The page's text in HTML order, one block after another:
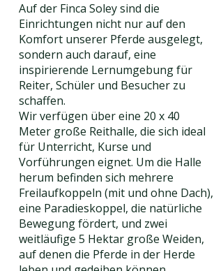
Auf der Finca Soley sind die
Einrichtungen nicht nur auf den
Komfort unserer Pferde ausgelegt,
sondern auch darauf, eine
inspirierende Lernumgebung für
Reiter, Schüler und Besucher zu
schaffen.
Wir verfügen über eine 20 x 40
Meter große Reithalle, die sich ideal
für Unterricht, Kurse und
Vorführungen eignet. Um die Halle
herum befinden sich mehrere
Freilaufkoppeln (mit und ohne Dach),
eine Paradieskoppel, die natürliche
Bewegung fördert, und zwei
weitläufige 5 Hektar große Weiden,
auf denen die Pferde in der Herde